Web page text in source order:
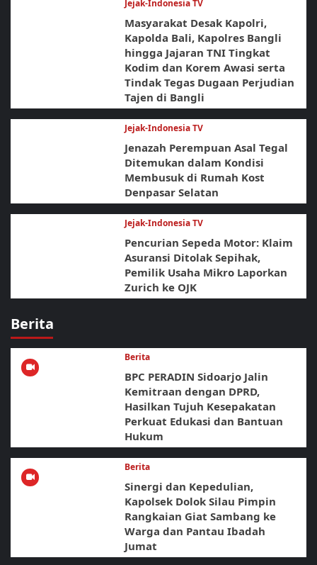
Jejak-Indonesia TV
Masyarakat Desak Kapolri,
Kapolda Bali, Kapolres Bangli
hingga Jajaran TNI Tingkat
Kodim dan Korem Awasi serta
Tindak Tegas Dugaan Perjudian
Tajen di Bangli
Jejak-Indonesia TV
Jenazah Perempuan Asal Tegal
Ditemukan dalam Kondisi
Membusuk di Rumah Kost
Denpasar Selatan
Jejak-Indonesia TV
Pencurian Sepeda Motor: Klaim
Asuransi Ditolak Sepihak,
Pemilik Usaha Mikro Laporkan
Zurich ke OJK
Berita
Berita
BPC PERADIN Sidoarjo Jalin
Kemitraan dengan DPRD,
Hasilkan Tujuh Kesepakatan
Perkuat Edukasi dan Bantuan
Hukum
Berita
Sinergi dan Kepedulian,
Kapolsek Dolok Silau Pimpin
Rangkaian Giat Sambang ke
Warga dan Pantau Ibadah
Jumat